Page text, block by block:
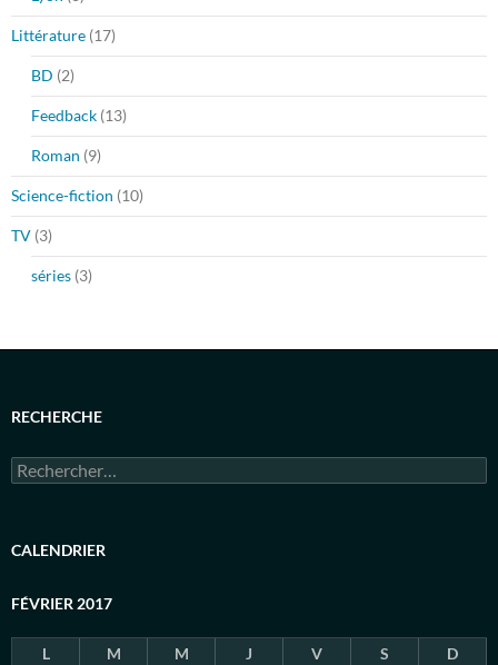
Littérature (17)
BD (2)
Feedback (13)
Roman (9)
Science-fiction (10)
TV (3)
séries (3)
RECHERCHE
Rechercher :
CALENDRIER
FÉVRIER 2017
L M M J V S
D